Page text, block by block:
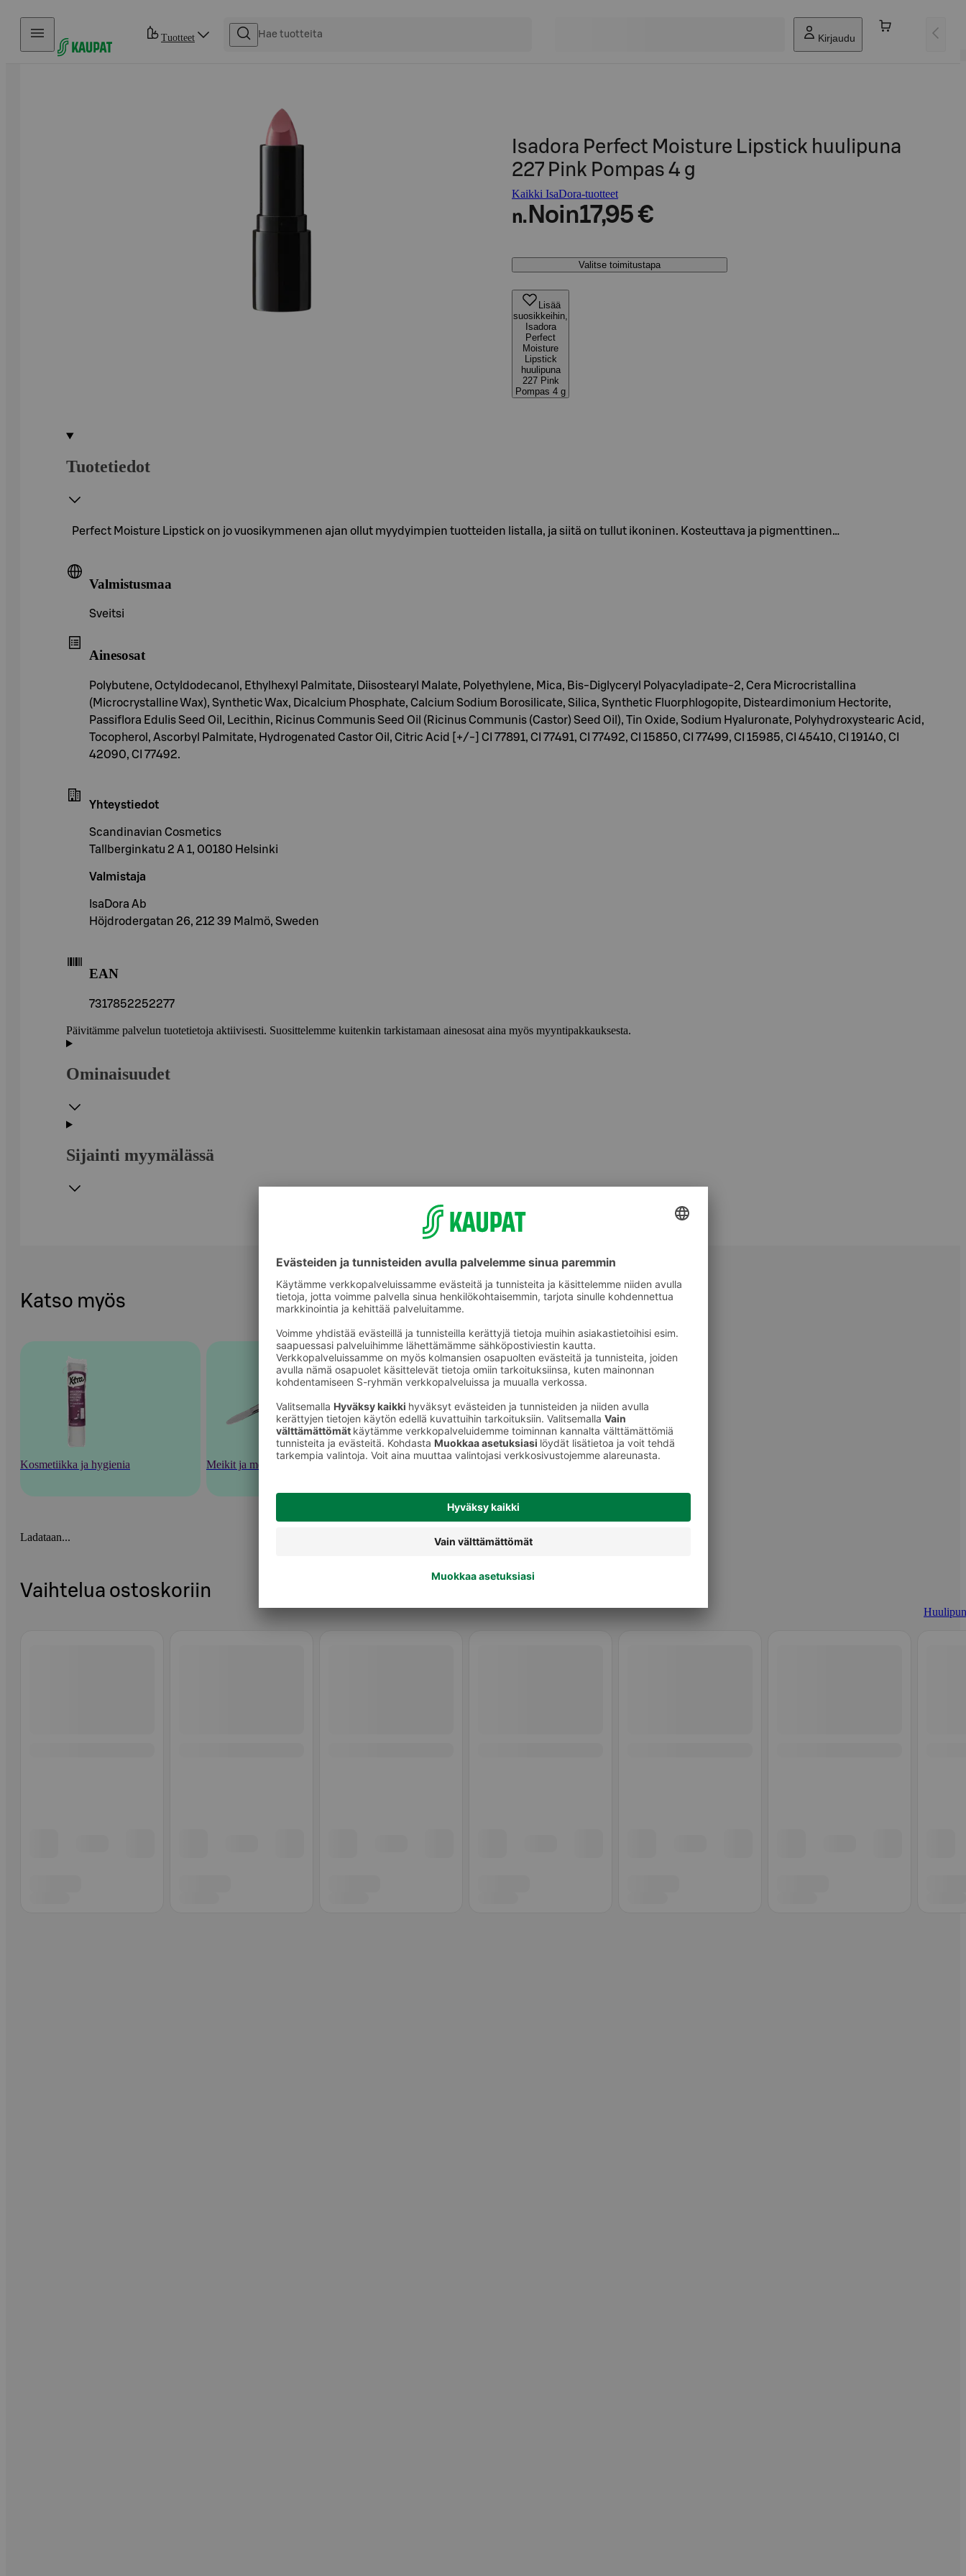
Hyppää sisältöön
Tuotteet Kirjaudu
Isadora Perfect Moisture Lipstick huulipuna
227 Pink Pompas 4 g
Kaikki IsaDora-tuotteet
n. Noin17,95 €
Valitse toimitustapa
Lisää
suosikkeihin,
Isadora
Perfect
Moisture
Lipstick
huulipuna
227 Pink
Pompas 4 g
Tuotetiedot
Perfect Moisture Lipstick on jo vuosikymmenen ajan ollut myydyimpien tuotteiden listalla, ja siitä on tullut ikoninen. Kosteuttava ja pigmenttinen…
Valmistusmaa
Sveitsi
Ainesosat
Polybutene, Octyldodecanol, Ethylhexyl Palmitate, Diisostearyl Malate, Polyethylene, Mica, Bis-Diglyceryl Polyacyladipate-2, Cera Microcristallina
(Microcrystalline Wax), Synthetic Wax, Dicalcium Phosphate, Calcium Sodium Borosilicate, Silica, Synthetic Fluorphlogopite, Disteardimonium Hectorite,
Passiflora Edulis Seed Oil, Lecithin, Ricinus Communis Seed Oil (Ricinus Communis (Castor) Seed Oil), Tin Oxide, Sodium Hyaluronate, Polyhydroxystearic Acid,
Tocopherol, Ascorbyl Palmitate, Hydrogenated Castor Oil, Citric Acid [+/-] CI 77891, CI 77491, CI 77492, CI 15850, CI 77499, CI 15985, CI 45410, CI 19140, CI
42090, CI 77492.
Yhteystiedot
Scandinavian Cosmetics
Tallberginkatu 2 A 1, 00180 Helsinki
Valmistaja
IsaDora Ab
Höjdrodergatan 26, 212 39 Malmö, Sweden
EAN
7317852252277
Päivitämme palvelun tuotetietoja aktiivisesti. Suosittelemme kuitenkin tarkistamaan ainesosat aina myös myyntipakkauksesta.
Ominaisuudet
Sijainti myymälässä
Katso myös
Kosmetiikka ja hygienia Meikit ja meikkaustarvikkeet
Ladataan...
Vaihtelua ostoskoriin